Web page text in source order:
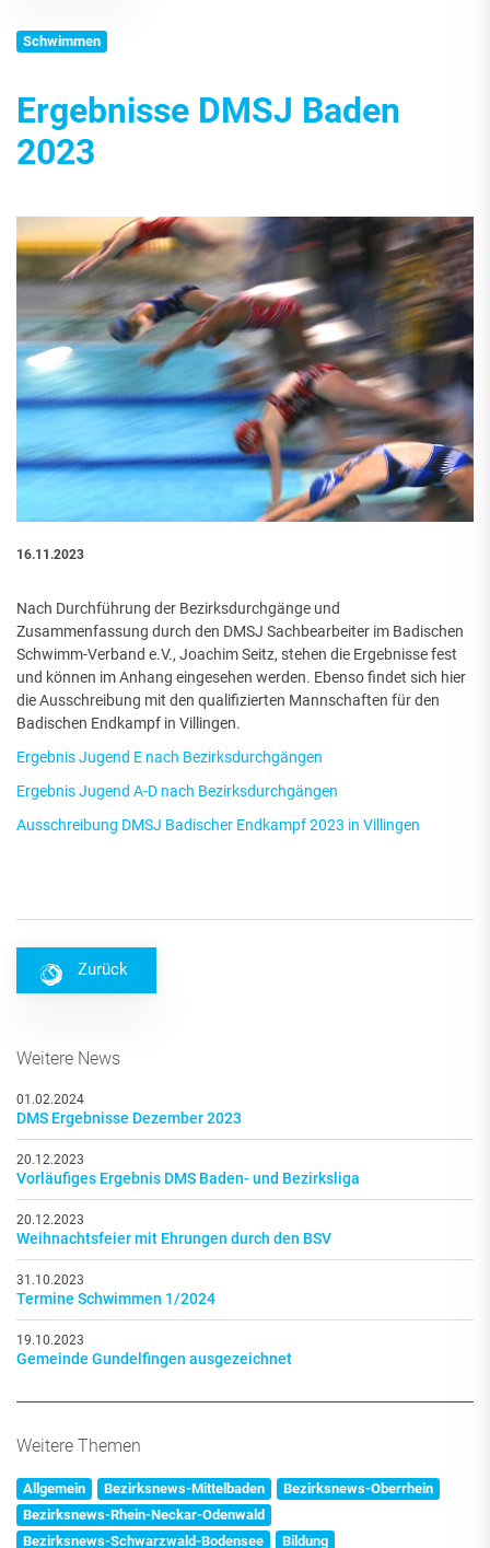
Schwimmen
Ergebnisse DMSJ Baden
2023
16.11.2023
Nach Durchführung der Bezirksdurchgänge und
Zusammenfassung durch den DMSJ Sachbearbeiter im Badischen
Schwimm-Verband e.V., Joachim Seitz, stehen die Ergebnisse fest
und können im Anhang eingesehen werden. Ebenso findet sich hier
die Ausschreibung mit den qualifizierten Mannschaften für den
Badischen Endkampf in Villingen.
Ergebnis Jugend E nach Bezirksdurchgängen
Ergebnis Jugend A-D nach Bezirksdurchgängen
Ausschreibung DMSJ Badischer Endkampf 2023 in Villingen
Zurück
Weitere News
01.02.2024
DMS Ergebnisse Dezember 2023
20.12.2023
Vorläufiges Ergebnis DMS Baden- und Bezirksliga
20.12.2023
Weihnachtsfeier mit Ehrungen durch den BSV
31.10.2023
Termine Schwimmen 1/2024
19.10.2023
Gemeinde Gundelfingen ausgezeichnet
Weitere Themen
Allgemein Bezirksnews-Mittelbaden
Bezirksnews-Oberrhein
Bezirksnews-Rhein-Neckar-Odenwald
Bezirksnews-Schwarzwald-Bodensee
Bildung